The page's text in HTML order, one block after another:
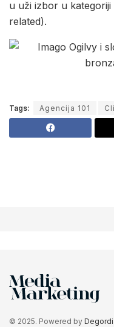
u uži izbor u kategoriji
related).
Tags: Agencija 101
© 2025. Powered by